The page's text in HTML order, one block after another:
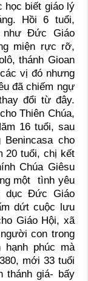
học biết giáo lý
Hồi 6 tuổi,
như Đức Giáo
miện rực rỡ,
thánh Gioan
vị đó nhưng
đã chiếm ngự
đổi từ đây.
Thiên Chúa,
16 tuổi, sau
cho
20 tuổi, chị kết
Chúa Giêsu
một tình yêu
dục Đức Giáo
dứt cuộc lưu
Giáo Hội, xã
con trong
phúc mà
mới 33 tuổi
thánh giá- bấy